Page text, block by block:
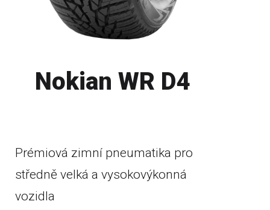
Nokian WR D4
Prémiová zimní pneumatika pro
středně velká a vysokovýkonná
vozidla